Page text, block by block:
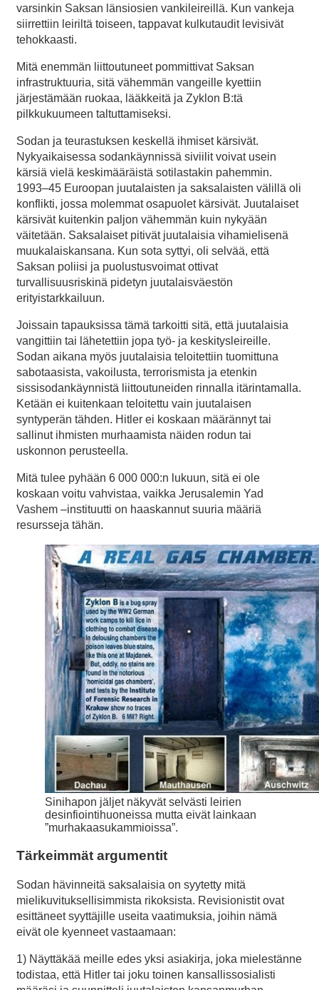
varsinkin Saksan länsiosien vankileireillä. Kun vankeja
siirrettiin leiriltä toiseen, tappavat kulkutaudit levisivät
tehokkaasti.
Mitä enemmän liittoutuneet pommittivat Saksan
infrastruktuuria, sitä vähemmän vangeille kyettiin
järjestämään ruokaa, lääkkeitä ja Zyklon B:tä
pilkkukuumeen taltuttamiseksi.
Sodan ja teurastuksen keskellä ihmiset kärsivät.
Nykyaikaisessa sodankäynnissä siviilit voivat usein
kärsiä vielä keskimääräistä sotilastakin pahemmin.
1993–45 Euroopan juutalaisten ja saksalaisten välillä oli
konflikti, jossa molemmat osapuolet kärsivät. Juutalaiset
kärsivät kuitenkin paljon vähemmän kuin nykyään
väitetään. Saksalaiset pitivät juutalaisia vihamielisenä
muukalaiskansana. Kun sota syttyi, oli selvää, että
Saksan poliisi ja puolustusvoimat ottivat
turvallisuusriskinä pidetyn juutalaisväestön
erityistarkkailuun.
Joissain tapauksissa tämä tarkoitti sitä, että juutalaisia
vangittiin tai lähetettiin jopa työ- ja keskitysleireille.
Sodan aikana myös juutalaisia teloitettiin tuomittuna
sabotaasista, vakoilusta, terrorismista ja etenkin
sissisodankäynnistä liittoutuneiden rinnalla itärintamalla.
Ketään ei kuitenkaan teloitettu vain juutalaisen
syntyperän tähden. Hitler ei koskaan määrännyt tai
sallinut ihmisten murhaamista näiden rodun tai
uskonnon perusteella.
Mitä tulee pyhään 6 000 000:n lukuun, sitä ei ole
koskaan voitu vahvistaa, vaikka Jerusalemin Yad
Vashem –instituutti on haaskannut suuria määriä
resursseja tähän.
Sinihapon jäljet näkyvät selvästi leirien
desinfiointihuoneissa mutta eivät lainkaan
”murhakaasukammioissa”.
Tärkeimmät argumentit
Sodan hävinneitä saksalaisia on syytetty mitä
mielikuvituksellisimmista rikoksista. Revisionistit ovat
esittäneet syyttäjille useita vaatimuksia, joihin nämä
eivät ole kyenneet vastaamaan:
1) Näyttäkää meille edes yksi asiakirja, joka mielestänne
todistaa, että Hitler tai joku toinen kansallissosialisti